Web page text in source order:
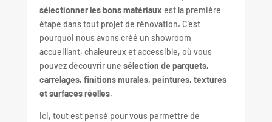
sélectionner les bons matériaux est la première
étape dans tout projet de rénovation. C’est
pourquoi nous avons créé un showroom
accueillant, chaleureux et accessible, où vous
pouvez découvrir une sélection de parquets,
carrelages, finitions murales, peintures, textures
et surfaces réelles.
Ici, tout est pensé pour vous permettre de